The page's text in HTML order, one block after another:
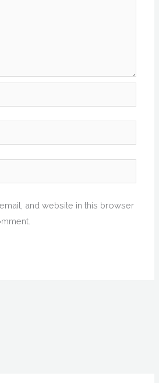
and website in this browser